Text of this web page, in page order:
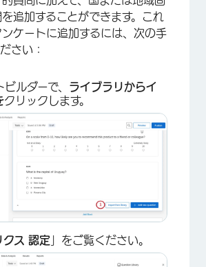
追加することができます。これ
ケートに追加するには、次の手
さい：
ルダーで、 ライブラリからイ
クリックします。
クス 認定 」をご覧ください。